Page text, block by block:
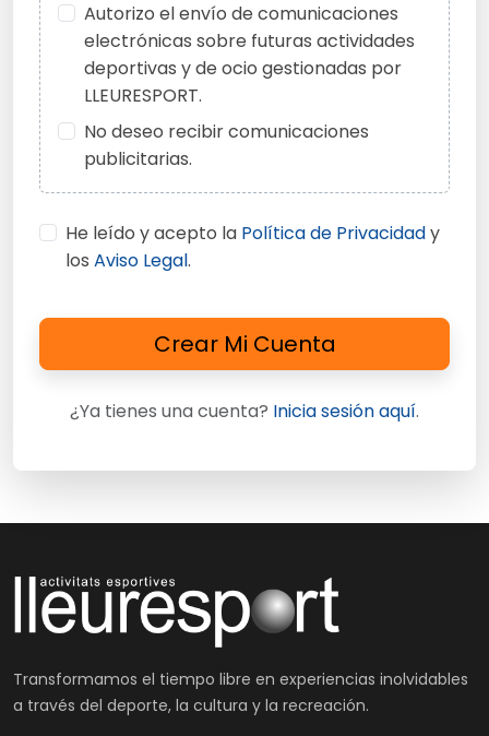
Autorizo el envío de comunicaciones
electrónicas sobre futuras actividades
deportivas y de ocio gestionadas por
LLEURESPORT.
No deseo recibir comunicaciones
publicitarias.
He leído y acepto la Política de Privacidady
los Aviso Legal.
Crear Mi Cuenta
¿Ya tienes una cuenta? Inicia sesión aquí.
Transformamos el tiempo libre en experiencias inolvidables
a través del deporte, la cultura y la recreación.